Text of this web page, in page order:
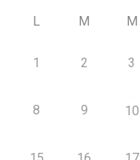
L M M
1 2 3
8 9 10